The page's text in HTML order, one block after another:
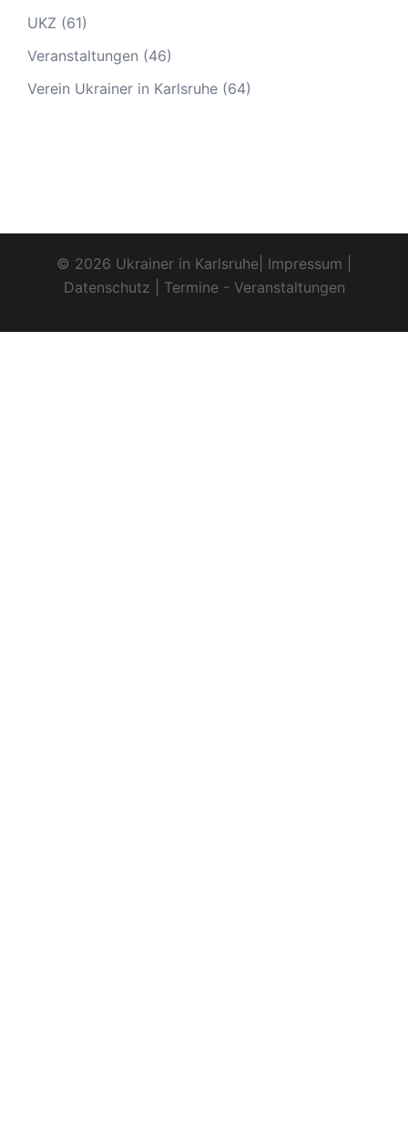
UKZ (61)
Veranstaltungen (46)
Verein Ukrainer in Karlsruhe (64)
© 2026 Ukrainer in Karlsruhe| Impressum
Datenschutz
Termine - Veranstaltungen